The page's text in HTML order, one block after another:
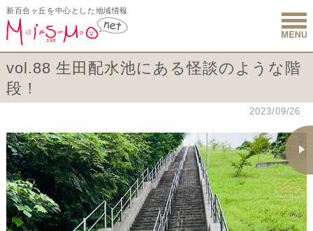
新百合ヶ丘を中心とした地域情報
新百合ヶ
vol.88 生田配水池にある怪談のような階
段！
2023/09/26